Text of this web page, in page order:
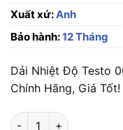
Xuất xứ:Anh
Bảo hành:12 Tháng
Dải Nhiệt Độ Testo
Chính Hãng, Giá Tốt!
Dải Nhiệt Độ Testo